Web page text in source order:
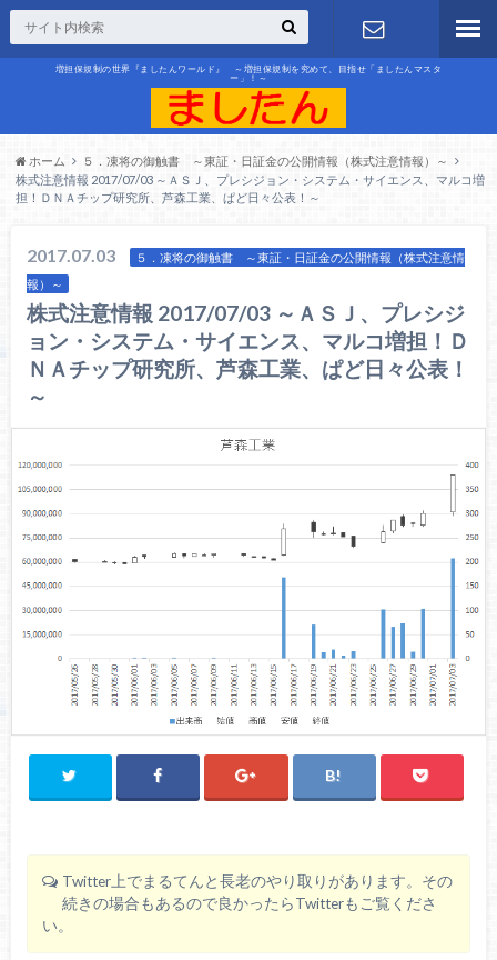
増担保規制の世界『ましたんワールド』 ～増担保規制を究めて、目指せ「ましたんマスタ
ー」！～
お問合せ
ホーム
５．凍将の御触書 ～東証・日証金の公開情報（株式注意情報）～
株式注意情報 2017/07/03 ～ＡＳＪ、プレシジョン・システム・サイエンス、マルコ増
担！ＤＮＡチップ研究所、芦森工業、ぱど日々公表！～
2017.07.03
５．凍将の御触書 ～東証・日証金の公開情報（株式注意情
報）～
株式注意情報 2017/07/03 ～ＡＳＪ、プレシジ
ョン・システム・サイエンス、マルコ増担！Ｄ
ＮＡチップ研究所、芦森工業、ぱど日々公表！
～
Twitter上でまるてんと長老のやり取りがあります。その
続きの場合もあるので良かったらTwitterもご覧くださ
い。